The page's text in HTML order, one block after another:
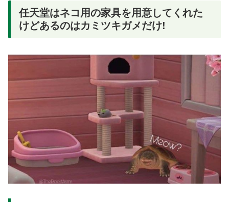
任天堂はネコ用の家具を用意してくれた
けどあるのはカミツキガメだけ!